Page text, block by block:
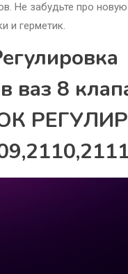
Не забудьте про
и герметик.
ваз 8